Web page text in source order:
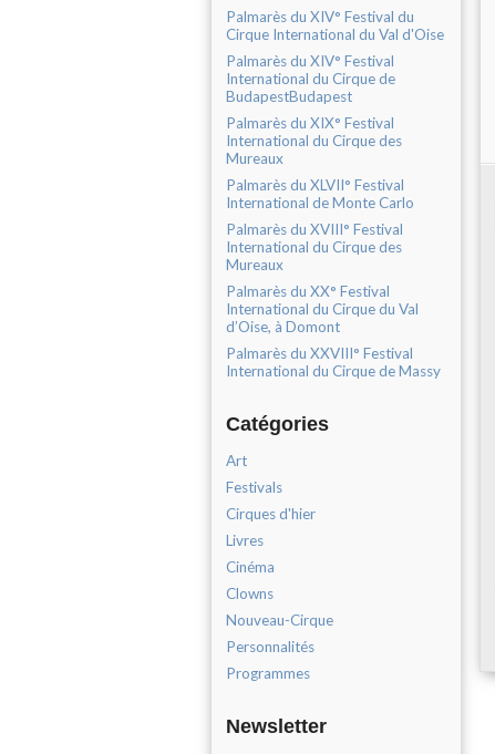
Palmarès du XIV° Festival du
Cirque International du Val d'Oise
Palmarès du XIV° Festival
International du Cirque de
BudapestBudapest
Palmarès du XIX° Festival
International du Cirque des
Mureaux
Palmarès du XLVII° Festival
International de Monte Carlo
Palmarès du XVIII° Festival
International du Cirque des
Mureaux
Palmarès du XX° Festival
International du Cirque du Val
d’Oise, à Domont
Palmarès du XXVIII° Festival
International du Cirque de Massy
Catégories
Art
Festivals
Cirques d'hier
Livres
Cinéma
Clowns
Nouveau-Cirque
Personnalités
Programmes
Newsletter